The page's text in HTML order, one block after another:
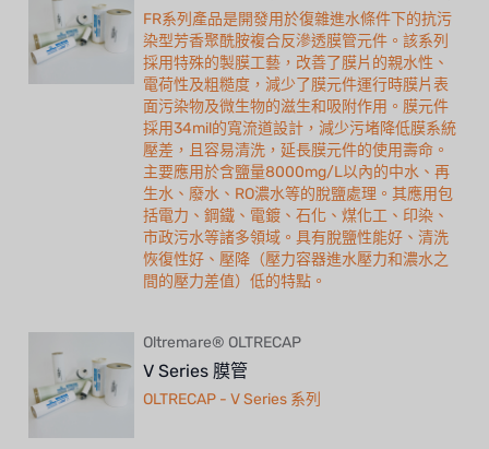
FR系列產品是開發用於復雜進水條件下的抗污
染型芳香聚酰胺複合反滲透膜管元件。該系列
採用特殊的製膜工藝，改善了膜片的親水性、
電荷性及粗糙度，減少了膜元件運行時膜片表
面污染物及微生物的滋生和吸附作用。膜元件
採用34mil的寬流道設計，減少污堵降低膜系統
壓差，且容易清洗，延長膜元件的使用壽命。
主要應用於含鹽量8000mg/L以內的中水、再
生水、廢水、RO濃水等的脫鹽處理。其應用包
括電力、鋼鐵、電鍍、石化、煤化工、印染、
市政污水等諸多領域。具有脫鹽性能好、清洗
恢復性好、壓降（壓力容器進水壓力和濃水之
間的壓力差值）低的特點。
Oltremare® OLTRECAP
V Series 膜管
OLTRECAP - V Series 系列